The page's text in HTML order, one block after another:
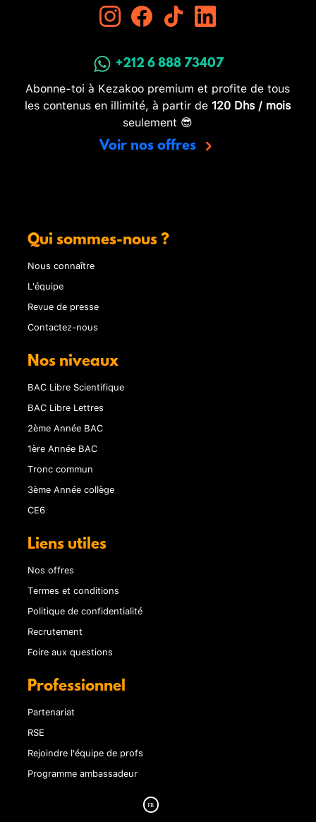
+212 6 888 73407
Abonne-toi à Kezakoo premium et profite de tous
les contenus en illimité, à partir de 120 Dhs / mois
seulement 😎
Voir nos offres
Qui sommes-nous ?
Nous connaître
L'équipe
Revue de presse
Contactez-nous
Nos niveaux
BAC Libre Scientifique
BAC Libre Lettres
2ème Année BAC
1ère Année BAC
Tronc commun
3ème Année collège
CE6
Liens utiles
Nos offres
Termes et conditions
Politique de confidentialité
Recrutement
Foire aux questions
Professionnel
Partenariat
RSE
Rejoindre l'équipe de profs
Programme ambassadeur